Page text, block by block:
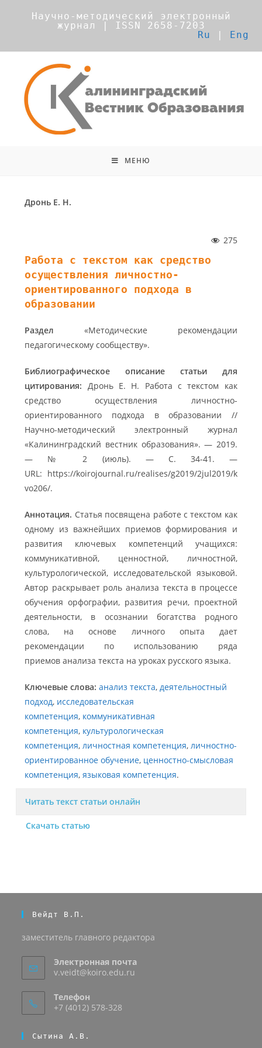
Научно-методический электронный
журнал | ISSN 2658-7203
Ru | Eng
МЕНЮ
Дронь Е. Н.
275
Работа с текстом как средство
осуществления личностно-
ориентированного подхода в
образовании
Раздел «Методические рекомендации
педагогическому сообществу».
Библиографическое описание статьи для
цитирования: Дронь Е. Н. Работа с текстом как
средство осуществления личностно-
ориентированного подхода в образовании //
Научно-методический электронный журнал
«Калининградский вестник образования». — 2019.
— № 2 (июль). — С. 34-41. —
URL: https://koirojournal.ru/realises/g2019/2jul2019/k
vo206/.
Аннотация. Статья посвящена работе с текстом как
одному из важнейших приемов формирования и
развития ключевых компетенций учащихся:
коммуникативной, ценностной, личностной,
культурологической, исследовательской языковой.
Автор раскрывает роль анализа текста в процессе
обучения орфографии, развития речи, проектной
деятельности, в осознании богатства родного
слова, на основе личного опыта дает
рекомендации по использованию ряда
приемов анализа текста на уроках русского языка.
Ключевые слова:анализ текста,деятельностный
подход, исследовательская
компетенция, коммуникативная
компетенция, культурологическая
компетенция,личностная компетенция,личностно-
ориентированное обучение, ценностно-смысловая
компетенция,языковая компетенция.
Читать текст статьи онлайн
Скачать статью
Вейдт В.П.
заместитель главного редактора
Электронная почта
v.veidt@koiro.edu.ru
Телефон
+7 (4012) 578-328
Сытина А.В.